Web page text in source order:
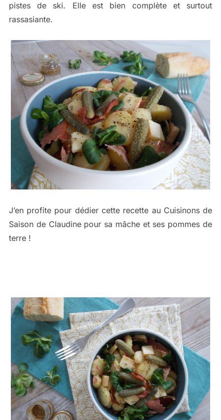
pistes de ski. Elle est bien complète et surtout
rassasiante.
J’en profite pour dédier cette recette au Cuisinons de
Saison de Claudine pour sa mâche et ses pommes de
terre !